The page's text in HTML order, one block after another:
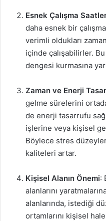
Esnek Çalışma
daha esnek bir
verimli oldukları
içinde çalışabilirler.
dengesi kurmasına
Zaman ve Enerji
gelme sürelerini
de enerji tasarrufu
işlerine veya kişisel
Böylece stres
kaliteleri artar.
Kişisel Alanın Önemi:
alanlarını
alanlarında, istediği
ortamlarını kişisel